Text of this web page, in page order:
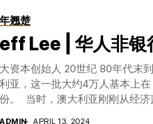
去年摘掉“最差股市”的帽子，
伴随着贸易伙伴国家经济回暖
素到来。虽然澳洲的家庭债务
业爆点不断，掌声连连 a2亚
持人提及的关于a2洋品牌在中
范，a2绝对是非常成功的。那
太区首席执行官Peter Nathan先
全的，同时在工艺方面流程方
年成立以来，REIA都是澳洲商
来源。其成员包括首都领地、
州、维州的房地产研究所，也
理机构。 每个领地/州的分会主
、产品和资源，以帮助他们的
众提供更专业的服务。 网址
民联合会 National Farmer’s
翘楚
Lee | 华人非银
资本创始人 20世纪 80年代末
亚，这一批大约4万人基本上
。 当时，澳大利亚刚刚从经
ADMIN APRIL 13, 2024